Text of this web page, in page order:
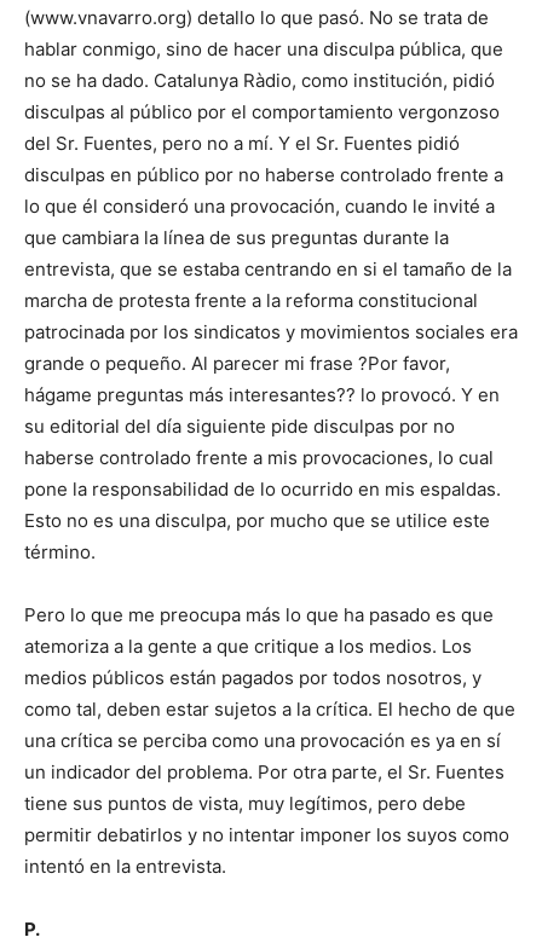
(www.vnavarro.org) detallo lo que pasó. No se trata de
hablar conmigo, sino de hacer una disculpa pública, que
no se ha dado. Catalunya Ràdio, como institución, pidió
disculpas al público por el comportamiento vergonzoso
del Sr. Fuentes, pero no a mí. Y el Sr. Fuentes pidió
disculpas en público por no haberse controlado frente a
lo que él consideró una provocación, cuando le invité a
que cambiara la línea de sus preguntas durante la
entrevista, que se estaba centrando en si el tamaño de la
marcha de protesta frente a la reforma constitucional
patrocinada por los sindicatos y movimientos sociales era
grande o pequeño. Al parecer mi frase ?Por favor,
hágame preguntas más interesantes?? lo provocó. Y en
su editorial del día siguiente pide disculpas por no
haberse controlado frente a mis provocaciones, lo cual
pone la responsabilidad de lo ocurrido en mis espaldas.
Esto no es una disculpa, por mucho que se utilice este
término.
Pero lo que me preocupa más lo que ha pasado es que
atemoriza a la gente a que critique a los medios. Los
medios públicos están pagados por todos nosotros, y
como tal, deben estar sujetos a la crítica. El hecho de que
una crítica se perciba como una provocación es ya en sí
un indicador del problema. Por otra parte, el Sr. Fuentes
tiene sus puntos de vista, muy legítimos, pero debe
permitir debatirlos y no intentar imponer los suyos como
intentó en la entrevista.
P.